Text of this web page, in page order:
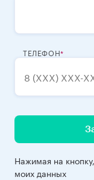
ТЕЛЕФОН
Нажимая на
моих данных